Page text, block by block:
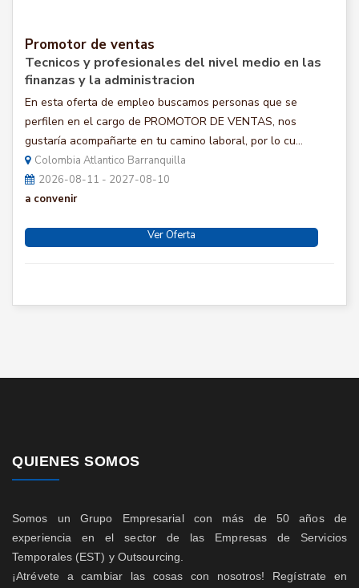
Promotor de ventas
Tecnicos y profesionales del nivel medio en las
finanzas y la administracion
En esta oferta de empleo buscamos personas que se
perfilen en el cargo de PROMOTOR DE VENTAS, nos
gustaría acompañarte en tu camino laboral, por lo cu...
Colombia Atlantico Barranquilla
2026-08-11 - 2027-08-10
a convenir
Ver Oferta
QUIENES SOMOS
Somos un Grupo Empresarial con más de 50 años de
experiencia en el sector de las Empresas de Servicios
Temporales (EST) y Outsourcing.
¡Atrévete a cambiar las cosas con nosotros! Regístrate en